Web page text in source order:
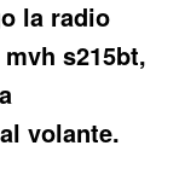
la radio
s215bt,
volante.